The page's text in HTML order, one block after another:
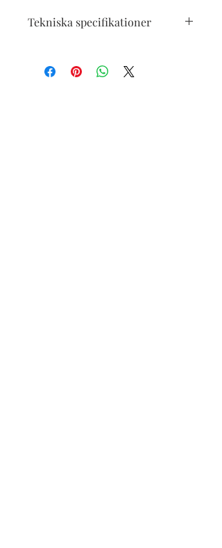
Tekniska specifikationer
äkta glas, med rem i läderimitation
(inte äkta- veganskt)